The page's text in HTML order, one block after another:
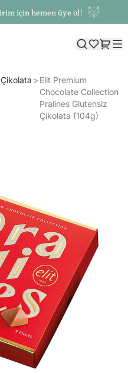
için hemen üye ol!
Çikolata
Elit Premium
Chocolate Collection
Pralines Glutensiz
Çikolata (104g)